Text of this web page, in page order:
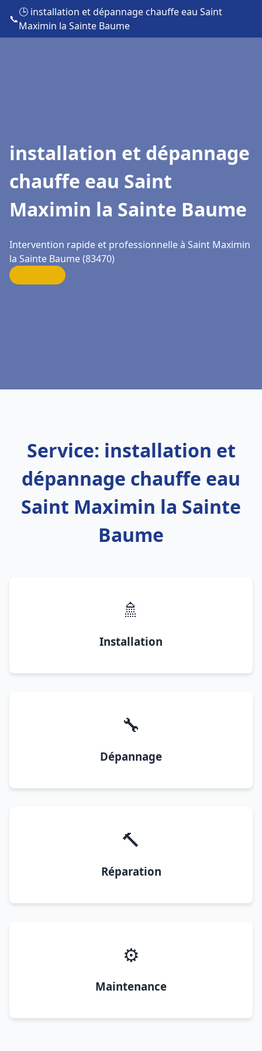
📞
🕒 installation et dépannage chauffe eau Saint
Maximin la Sainte Baume
installation et dépannage
chauffe eau Saint
Maximin la Sainte Baume
Intervention rapide et professionnelle à Saint Maximin
la Sainte Baume (83470)
Service: installation et
dépannage chauffe eau
Saint Maximin la Sainte
Baume
🚿
Installation
🔧
Dépannage
🔨
Réparation
⚙️
Maintenance